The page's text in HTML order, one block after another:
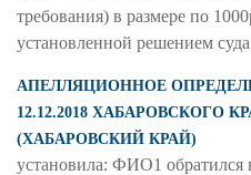
требования) в размере по
установленной решением
АПЕЛЛЯЦИОННОЕ
12.12.2018 ХАБАРОВСКОГО
(ХАБАРОВСКИЙ КРАЙ)
установила: ФИО1